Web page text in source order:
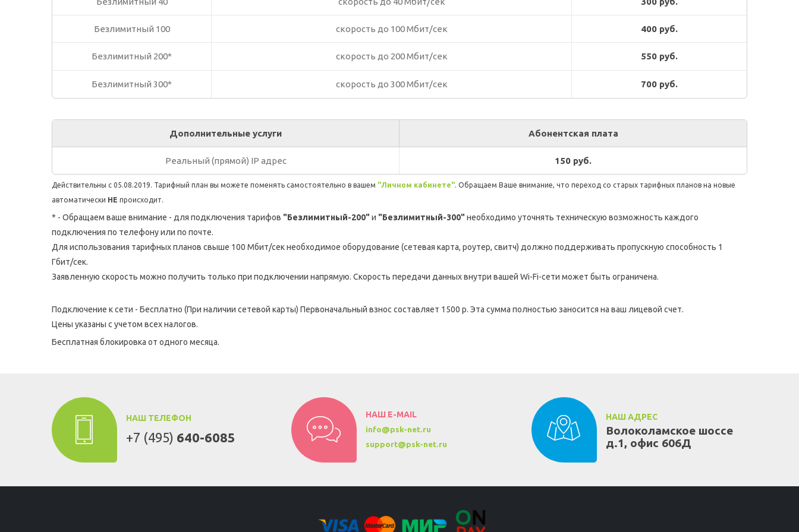
Безлимитный 100 скорость до 100 Мбит/сек 400 руб.
Безлимитный 200* скорость до 200 Мбит/сек 550 руб.
Безлимитный 300* скорость до 300 Мбит/сек 700 руб.
Дополнительные услуги Абонентская плата
Реальный (прямой) IP адрес 150 руб.
Действительны с 05.08.2019. Тарифный план вы можете поменять самостоятельно в вашем "Личном кабинете". Обращаем Ваше внимание, что переход со старых тарифных планов на новые
автоматически НЕ происходит.
* - Обращаем ваше внимание - для подключения тарифов "Безлимитный-200"и "Безлимитный-300"необходимо уточнять техническую возможность каждого
подключения по телефону или по почте.
Для использования тарифных планов свыше 100 Мбит/сек необходимое оборудование (сетевая карта, роутер, свитч) должно поддерживать пропускную способность 1
Гбит/cек.
Заявленную скорость можно получить только при подключении напрямую. Скорость передачи данных внутри вашей Wi-Fi-сети может быть ограничена.
Подключение к сети - Бесплатно (При наличии сетевой карты) Первоначальный взнос составляет 1500 р. Эта сумма полностью заносится на ваш лицевой счет.
Цены указаны с учетом всех налогов.
Бесплатная блокировка от одного месяца.
НАШ ТЕЛЕФОН
+7 (495) 640-6085
НАШ E-MAIL
info@psk-net.ru
support@psk-net.ru
НАШ АДРЕС
Волоколамское шоссе
д.1, офис 606Д